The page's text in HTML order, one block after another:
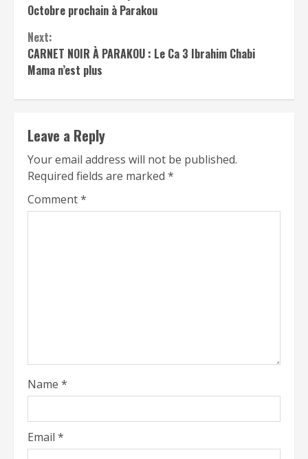
Octobre prochain à Parakou
Next:
CARNET NOIR À PARAKOU : Le Ca 3 Ibrahim Chabi
Mama n’est plus
Leave a Reply
Your email address will not be published.
Required fields are marked *
Comment*
Name *
Email *